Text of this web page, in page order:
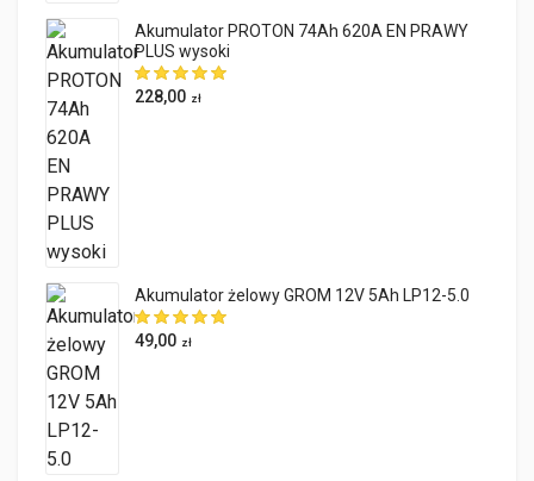
Akumulator PROTON 74Ah 620A EN PRAWY
PLUS wysoki
228,00 zł
Akumulator żelowy GROM 12V 5Ah LP12-5.0
49,00 zł